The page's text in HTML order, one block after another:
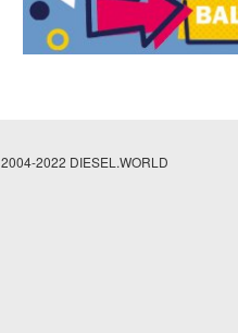
2004-2022 DIESEL.WORLD